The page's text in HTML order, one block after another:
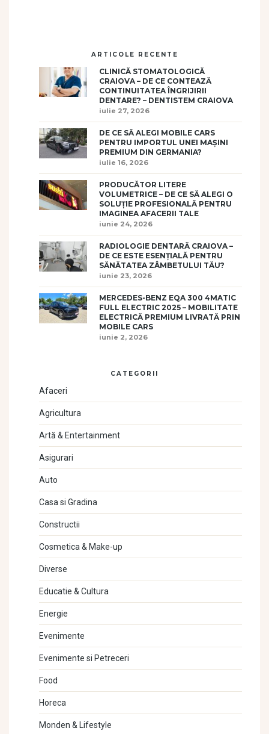
ARTICOLE RECENTE
CLINICĂ STOMATOLOGICĂ
CRAIOVA – DE CE CONTEAZĂ
CONTINUITATEA ÎNGRIJIRII
DENTARE? – DENTISTEM CRAIOVA
iulie 27, 2026
DE CE SĂ ALEGI MOBILE CARS
PENTRU IMPORTUL UNEI MAȘINI
PREMIUM DIN GERMANIA?
iulie 16, 2026
PRODUCĂTOR LITERE
VOLUMETRICE – DE CE SĂ ALEGI O
SOLUȚIE PROFESIONALĂ PENTRU
IMAGINEA AFACERII TALE
iunie 24, 2026
RADIOLOGIE DENTARĂ CRAIOVA –
DE CE ESTE ESENȚIALĂ PENTRU
SĂNĂTATEA ZÂMBETULUI TĂU?
iunie 23, 2026
MERCEDES-BENZ EQA 300 4MATIC
FULL ELECTRIC 2025 – MOBILITATE
ELECTRICĂ PREMIUM LIVRATĂ PRIN
MOBILE CARS
iunie 2, 2026
CATEGORII
Afaceri
Agricultura
Artă & Entertainment
Asigurari
Auto
Casa si Gradina
Constructii
Cosmetica & Make-up
Diverse
Educatie & Cultura
Energie
Evenimente
Evenimente si Petreceri
Food
Horeca
Monden & Lifestyle